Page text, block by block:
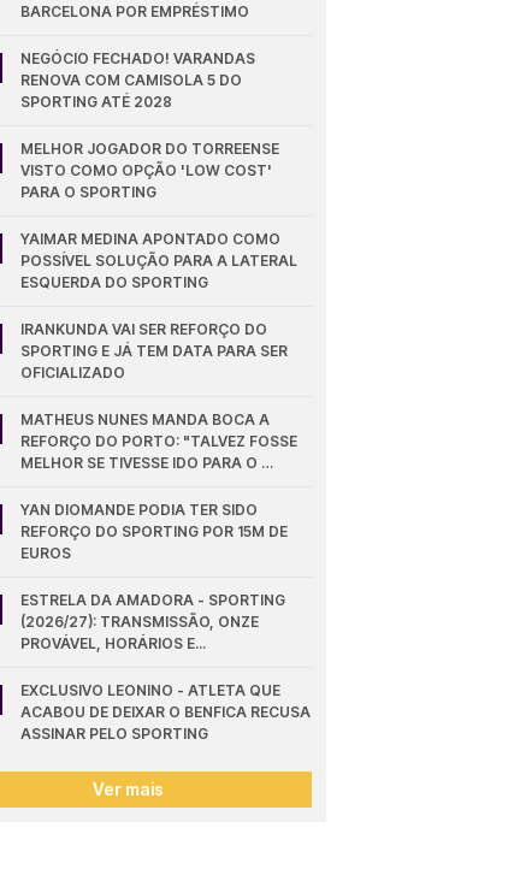
BARCELONA POR EMPRÉSTIMO
NEGÓCIO FECHADO! VARANDAS
RENOVA COM CAMISOLA 5 DO
SPORTING ATÉ 2028
MELHOR JOGADOR DO TORREENSE
VISTO COMO OPÇÃO 'LOW COST'
PARA O SPORTING
YAIMAR MEDINA APONTADO COMO
POSSÍVEL SOLUÇÃO PARA A LATERAL
ESQUERDA DO SPORTING
IRANKUNDA VAI SER REFORÇO DO
SPORTING E JÁ TEM DATA PARA SER
OFICIALIZADO
MATHEUS NUNES MANDA BOCA A
REFORÇO DO PORTO: "TALVEZ FOSSE
MELHOR SE TIVESSE IDO PARA O
YAN DIOMANDE PODIA TER SIDO
REFORÇO DO SPORTING POR 15M DE
EUROS
ESTRELA DA AMADORA - SPORTING
(2026/27): TRANSMISSÃO, ONZE
PROVÁVEL, HORÁRIOS E...
EXCLUSIVO LEONINO - ATLETA QUE
ACABOU DE DEIXAR O BENFICA RECUSA
ASSINAR PELO SPORTING
Ver mais